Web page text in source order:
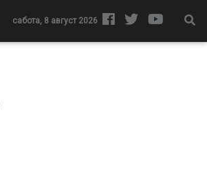
сабота, 8 август 2026